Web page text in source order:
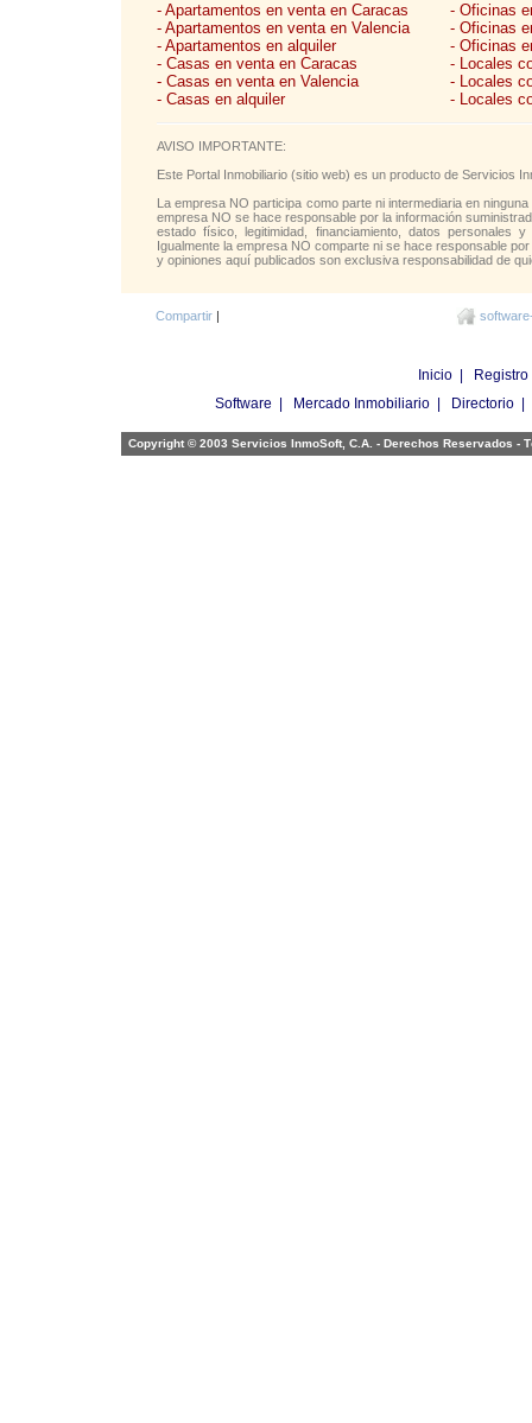
- Apartamentos en venta en Caracas
- Apartamentos en venta en Valencia
- Apartamentos en alquiler
- Casas en venta en Caracas
- Casas en venta en Valencia
- Casas en alquiler
- Oficinas
- Oficinas
- Oficinas
- Locales
- Locales
- Locales
AVISO IMPORTANTE:
Este Portal Inmobiliario (sitio web) es un producto de Servicios
La empresa NO participa como parte ni intermediaria en
empresa NO se hace responsable por la información
estado físico, legitimidad, financiamiento, datos personales
Igualmente la empresa NO comparte ni se hace responsable
y opiniones aquí publicados son exclusiva responsabilidad de
Compartir |
Inicio Registro
Software
Mercado Inmobiliario Directorio
Copyright © 2003 Servicios InmoSoft, C.A. - Derechos Reservados -